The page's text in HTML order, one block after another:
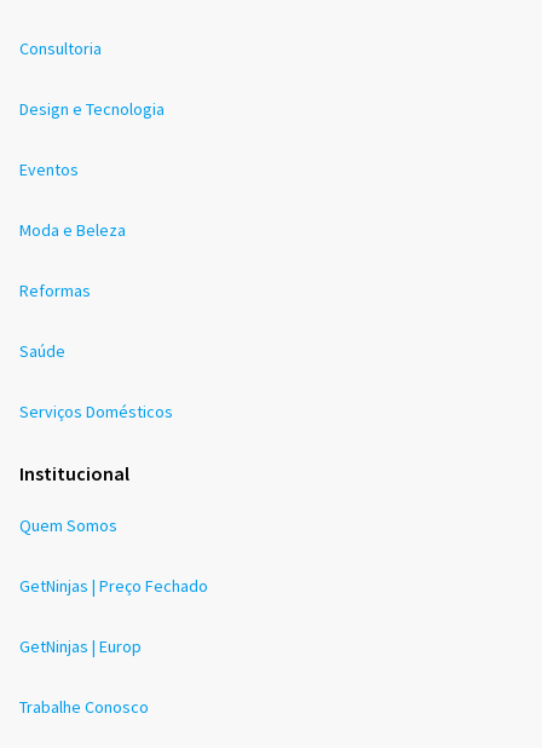
Consultoria
Design e Tecnologia
Eventos
Moda e Beleza
Reformas
Saúde
Serviços Domésticos
Institucional
Quem Somos
GetNinjas | Preço Fechado
GetNinjas | Europ
Trabalhe Conosco